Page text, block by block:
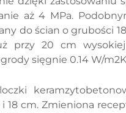
aż 4 MPa.
do ścian o grubości
przy 20 cm
sięgnie 0.14 W/
cm. Zmieniona